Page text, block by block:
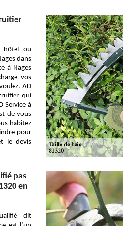
hôtel ou
dans
à Nages
vos
AD
qui
Service à
de vous
habitez
pour
le devis
pas
en
dit